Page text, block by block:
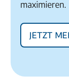
maximieren.
Jetzt